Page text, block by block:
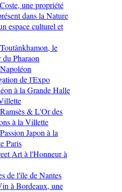
une propriété
dans la Nature
espace culturel et
le
du Pharaon
de l'Expo
à la Grande Halle
& L'Or des
à la Villette
Japon à la
Paris
Art à l'Honneur à
de l'île de Nantes
à Bordeaux, une